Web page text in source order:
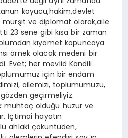
koyucu,hakim,devlet
mürşit ve diplomat olarak,aile
23 sene gibi kısa bir zaman
kıyamet kopuncaya
örnek olacak medeni bir
Evet; her mevlid Kandili
için bir endam
ailemizi, toplumumuzu,
gözden geçirmeliyiz.
muhtaç olduğu huzur ve
İçtimai hayatın
ahlaki çöküntüden,